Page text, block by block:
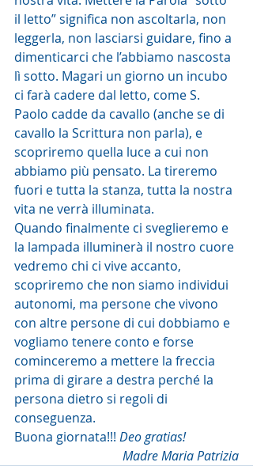
il letto” significa non ascoltarla, non
leggerla, non lasciarsi guidare, fino a
dimenticarci che l’abbiamo nascosta
lì sotto. Magari un giorno un incubo
ci farà cadere dal letto, come S.
Paolo cadde da cavallo (anche se di
cavallo la Scrittura non parla), e
scopriremo quella luce a cui non
abbiamo più pensato. La tireremo
fuori e tutta la stanza, tutta la nostra
vita ne verrà illuminata.
Quando finalmente ci sveglieremo e
la lampada illuminerà il nostro cuore
vedremo chi ci vive accanto,
scopriremo che non siamo individui
autonomi, ma persone che vivono
con altre persone di cui dobbiamo e
vogliamo tenere conto e forse
cominceremo a mettere la freccia
prima di girare a destra perché la
persona dietro si regoli di
conseguenza.
Buona giornata!!! Deo gratias!
Madre Maria Patrizia